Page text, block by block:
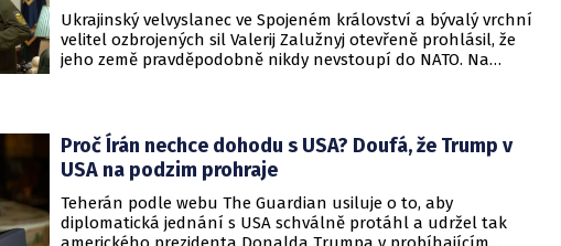
Ukrajinský velvyslanec ve Spojeném království a bývalý vrchní
velitel ozbrojených sil Valerij Zalužnyj otevřeně prohlásil, že
jeho země pravděpodobně nikdy nevstoupí do NATO. Na
nedosažitelné.
Proč Írán nechce dohodu s USA? Doufá, že Trump v
USA na podzim prohraje
Teherán podle webu The Guardian usiluje o to, aby
diplomatická jednání s USA schválně protáhl a udržel tak